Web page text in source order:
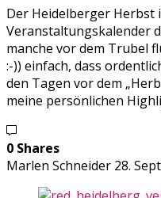
Der Heidelberger Herbst
Veranstaltungskalender
manche vor dem Trubel
:-)) einfach, dass
den Tagen vor dem
meine persönlichen
0 Shares
Marlen Schneider 28.